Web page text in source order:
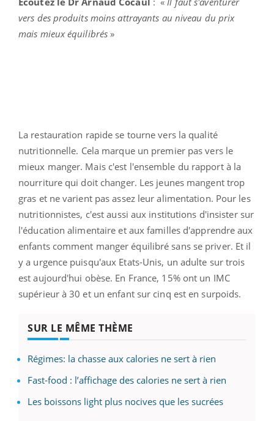
vers des produits moins attrayants au niveau du prix
mais mieux équilibrés »
La restauration rapide se tourne vers la qualité
nutritionnelle. Cela marque un premier pas vers le
mieux manger. Mais c'est l'ensemble du rapport à la
nourriture qui doit changer. Les jeunes mangent trop
gras et ne varient pas assez leur alimentation. Pour les
nutritionnistes, c'est aussi aux institutions d'insister sur
l'éducation alimentaire et aux familles d'apprendre aux
enfants comment manger équilibré sans se priver. Et il
y a urgence puisqu'aux Etats-Unis, un adulte sur trois
est aujourd'hui obèse. En France, 15% ont un IMC
supérieur à 30 et un enfant sur cinq est en surpoids.
SUR LE MÊME THÈME
Régimes: la chasse aux calories ne sert à rien
Fast-food : l’affichage des calories ne sert à rien
Les boissons light plus nocives que les sucrées